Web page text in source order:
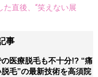
直後、“笑えない展
事
医療脱毛も不十分!? “痛
脱毛”の最新技術を高須院